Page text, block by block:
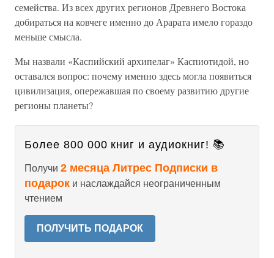
семейства. Из всех других регионов Древнего Востока
добираться на ковчеге именно до Арарата имело гораздо
меньше смысла.
Мы назвали «Каспийский архипелаг» Каспиотидой, но
оставался вопрос: почему именно здесь могла появиться
цивилизация, опережавшая по своему развитию другие
регионы планеты?
Более 800 000 книг и аудиокниг! 📚
Получи 2 месяца Литрес Подписки в
подарок и наслаждайся неограниченным
чтением
ПОЛУЧИТЬ ПОДАРОК